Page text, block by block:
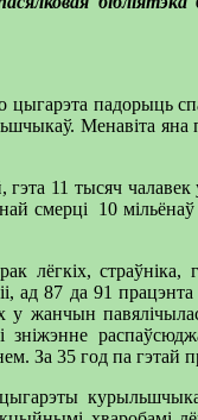
цыгарэта
Менавіта
11 тысяч
смерці 10
страўніка,
ад 87 да 91
у жанчын
За 35 год па